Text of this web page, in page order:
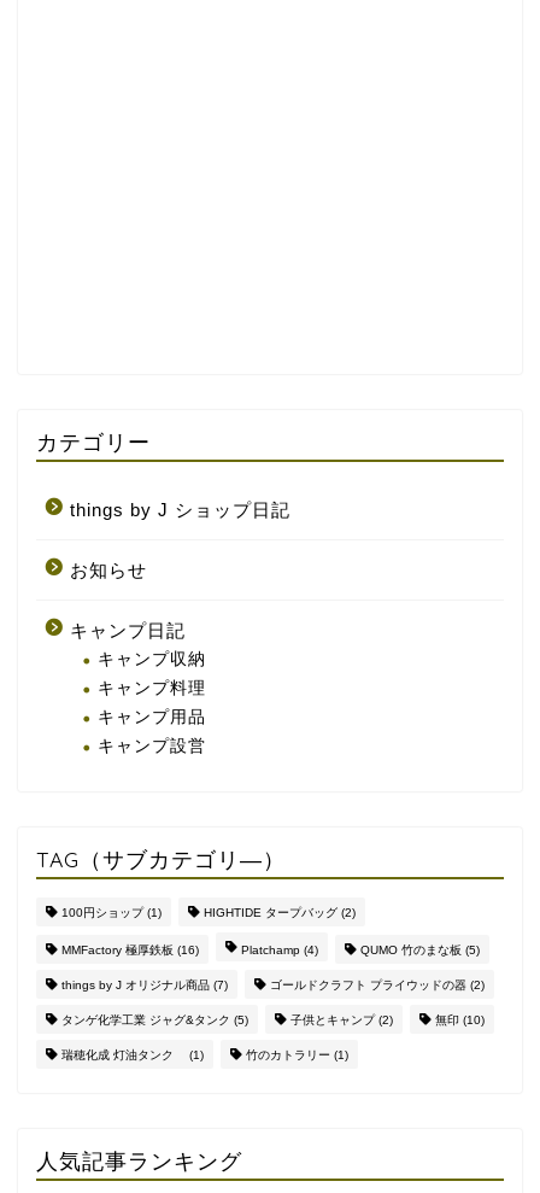
カテゴリー
things by J ショップ日記
お知らせ
キャンプ日記
キャンプ収納
キャンプ料理
キャンプ用品
キャンプ設営
TAG（サブカテゴリ―）
100円ショップ(1) HIGHTIDE タープバッグ (2)
MMFactory 極厚鉄板 (16) Platchamp (4) QUMO 竹のまな板 (5)
things by J オリジナル商品 (7) ゴールドクラフト プライウッドの器 (2)
タンゲ化学工業 ジャグ&タンク (5) 子供とキャンプ(2) 無印 (10)
瑞穂化成 灯油タンク (1) 竹のカトラリー (1)
人気記事ランキング